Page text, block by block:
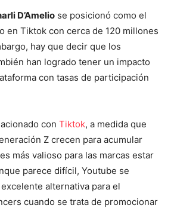
D’Amelio se posicionó como el
en Tiktok con cerca de 120 millones
hay que decir que los
han logrado tener un impacto
con tasas de participación
con Tiktok, a medida que
Z crecen para acumular
más valioso para las marcas estar
parece difícil, Youtube se
alternativa para el
cuando se trata de promocionar